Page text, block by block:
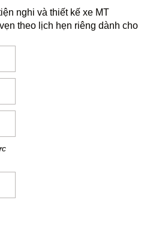
nghi và thiết kế xe MT
theo lịch hẹn riêng dành cho